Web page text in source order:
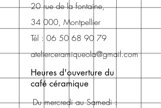
20 rue de la fontaine,
34 000, Montpellier
Tél : 06 50 68 90 79
atelierceramiqueola@gmail.com
Heures d'ouverture du
café céramique
Du mercredi auSamedi :